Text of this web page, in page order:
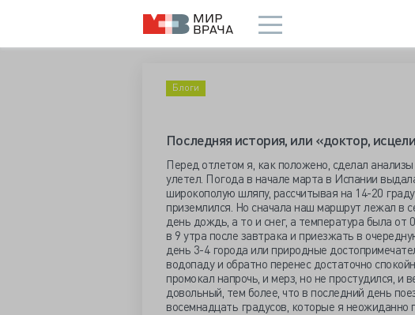
Блоги
Последняя история, или «доктор,
Перед отлетом я, как положено, сделал
улетел. Погода в начале марта в Испании
широкополую шляпу, рассчитывая на 14-20
приземлился. Но сначала наш маршрут лежал
день дождь, а то и снег, а температура была
в 9 утра после завтрака и приезжать в
день 3-4 города или природные
водопаду и обратно перенес достаточно
промокал напрочь, и мерз, но не простудился, и
довольный, тем более, что в последний день
восемнадцать градусов, которые я неожиданно